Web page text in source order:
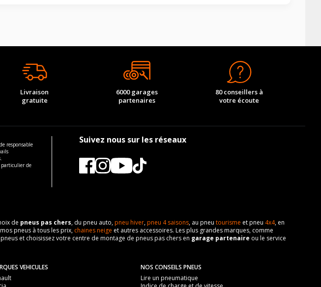
M14x1.5Livraison
gratuite
6000 garages
partenaires
80 conseillers à
votre écoute
responsable
particulier de
Suivez nous sur les réseaux
de pneus pas chers, du pneu auto,pneu hiver,pneu 4 saisons, au pneu tourisme et pneu 4x4, en
pneus à tous les prix, chaines neige et autres accessoires. Les plus grandes marques, comme
et choisissez votre centre de montage de pneus pas chers en garage partenaire ou le service
VEHICULES
NOS CONSEILS PNEUS
Lire un pneumatique